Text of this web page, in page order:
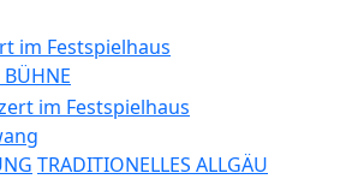
im Festspielhaus
BÜHNE
TRADITIONELLES ALLGÄU